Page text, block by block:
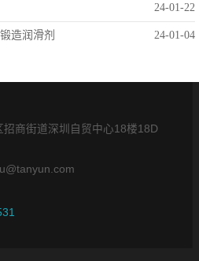
24-01-22
造润滑剂 24-01-04
招商街道深圳自贸中心18楼18D